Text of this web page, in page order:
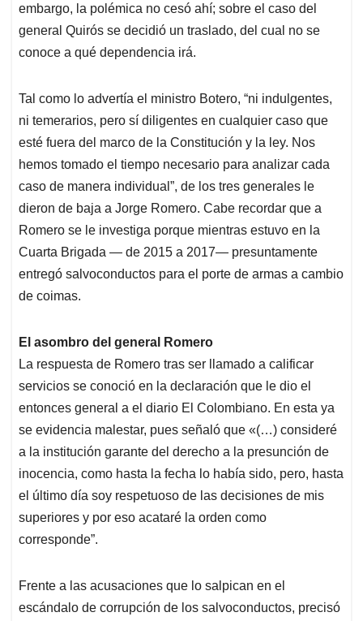
embargo, la polémica no cesó ahí; sobre el caso del
general Quirós se decidió un traslado, del cual no se
conoce a qué dependencia irá.
Tal como lo advertía el ministro Botero, “ni indulgentes,
ni temerarios, pero sí diligentes en cualquier caso que
esté fuera del marco de la Constitución y la ley. Nos
hemos tomado el tiempo necesario para analizar cada
caso de manera individual”, de los tres generales le
dieron de baja a Jorge Romero. Cabe recordar que a
Romero se le investiga porque mientras estuvo en la
Cuarta Brigada — de 2015 a 2017— presuntamente
entregó salvoconductos para el porte de armas a cambio
de coimas.
El asombro del general Romero
La respuesta de Romero tras ser llamado a calificar
servicios se conoció en la declaración que le dio el
entonces general a el diario El Colombiano. En esta ya
se evidencia malestar, pues señaló que «(…) consideré
a la institución garante del derecho a la presunción de
inocencia, como hasta la fecha lo había sido, pero, hasta
el último día soy respetuoso de las decisiones de mis
superiores y por eso acataré la orden como
corresponde”.
Frente a las acusaciones que lo salpican en el
escándalo de corrupción de los salvoconductos, precisó